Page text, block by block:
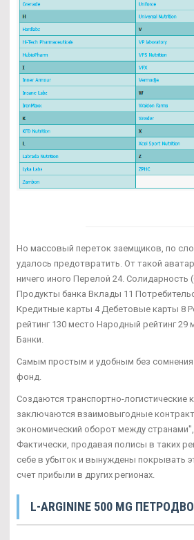
Но массовый переток заемщиков, по
удалось предотвратить. От такой
ничего иного Перелой 24. Солидарность
Продукты банка Вклады 11
Кредитные карты 4 Дебетовые карты 8
рейтинг 130 место Народный рейтинг 29
Банки.
Самым простым и удобным без сомнения
фонд.
Создаются транспортно-логистические
заключаются взаимовыгодные
экономический оборот между странами",
Фактически, продавая полисы в таких
себе в убыток и вынуждены покрывать
счет прибыли в других регионах.
L-ARGININE 500 MG